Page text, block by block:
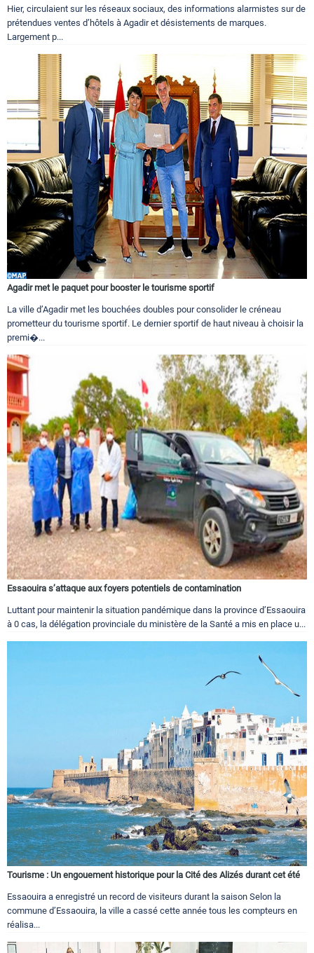
Hier, circulaient sur les réseaux sociaux, des informations alarmistes sur de
prétendues ventes d’hôtels à Agadir et désistements de marques.
Largement p...
Agadir met le paquet pour booster le tourisme sportif
La ville d’Agadir met les bouchées doubles pour consolider le créneau
prometteur du tourisme sportif. Le dernier sportif de haut niveau à choisir la
premi�...
Essaouira s’attaque aux foyers potentiels de contamination
Luttant pour maintenir la situation pandémique dans la province d’Essaouira
à 0 cas, la délégation provinciale du ministère de la Santé a mis en place u...
Tourisme : Un engouement historique pour la Cité des Alizés durant cet été
Essaouira a enregistré un record de visiteurs durant la saison Selon la
commune d’Essaouira, la ville a cassé cette année tous les compteurs en
réalisa...